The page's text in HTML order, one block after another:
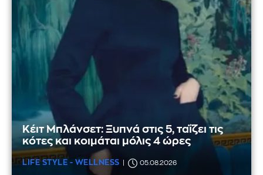
Κέιτ Μπλάνσετ: Ξυπνά στις 5, ταΐζει τις
κότες και κοιμάται μόλις 4 ώρες
LIFE STYLE - WELLNESS 05.08.2026